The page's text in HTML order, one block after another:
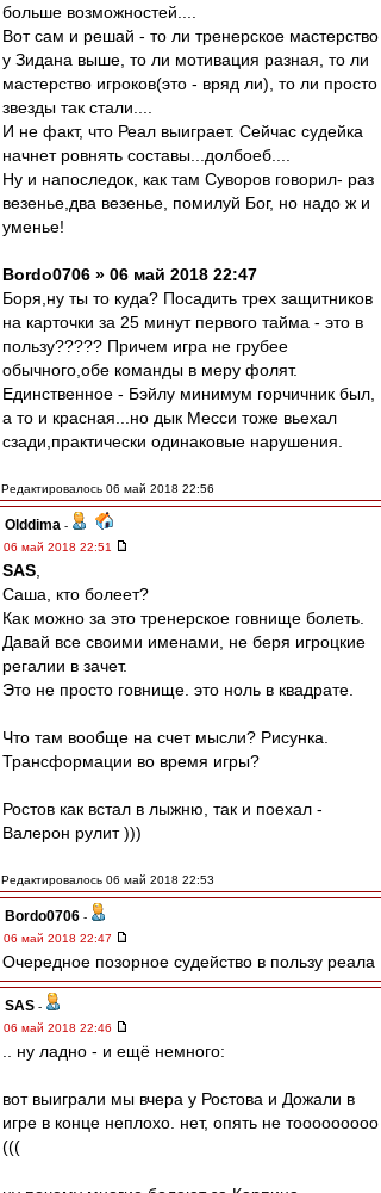
больше возможностей....
Вот сам и решай - то ли тренерское мастерство
у Зидана выше, то ли мотивация разная, то ли
мастерство игроков(это - вряд ли), то ли просто
звезды так стали....
И не факт, что Реал выиграет. Сейчас судейка
начнет ровнять составы...долбоеб....
Ну и напоследок, как там Суворов говорил- раз
везенье,два везенье, помилуй Бог, но надо ж и
уменье!
Bordo0706 » 06 май 2018 22:47
Боря,ну ты то куда? Посадить трех защитников
на карточки за 25 минут первого тайма - это в
пользу????? Причем игра не грубее
обычного,обе команды в меру фолят.
Единственное - Бэйлу минимум горчичник был,
а то и красная...но дык Месси тоже вьехал
сзади,практически одинаковые нарушения.
Редактировалось 06 май 2018 22:56
Olddima -
06 май 2018 22:51
SAS
Саша, кто болеет?
Как можно за это тренерское говнище болеть.
Давай все своими именами, не беря игроцкие
регалии в зачет.
Это не просто говнище. это ноль в квадрате.
Что там вообще на счет мысли? Рисунка.
Трансформации во время игры?
Ростов как встал в лыжню, так и поехал -
Валерон рулит )))
Редактировалось 06 май 2018 22:53
Bordo0706 -
06 май 2018 22:47
Очередное позорное судейство в пользу реала
SAS -
06 май 2018 22:46
.. ну ладно - и ещё немного:
вот выиграли мы вчера у Ростова и Дожали в
игре в конце неплохо. нет, опять не тооооооооо
(((